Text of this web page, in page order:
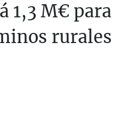
1,3 M€ para
rurales